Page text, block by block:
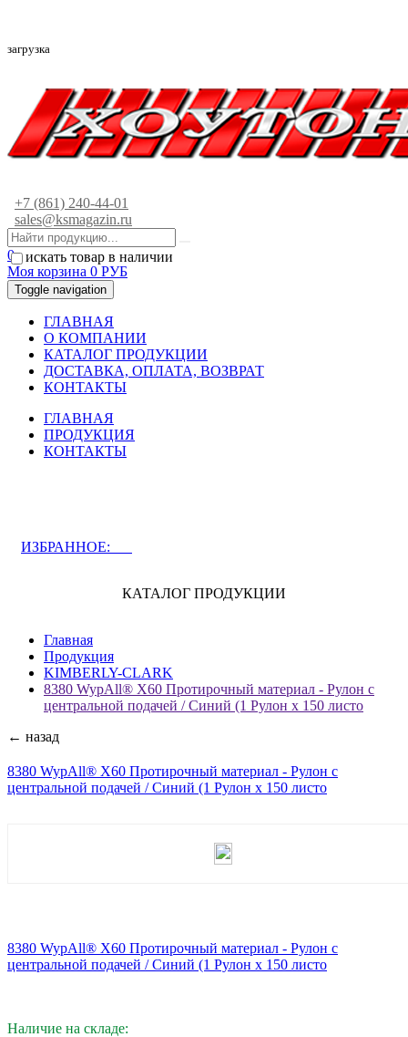
загрузка
+7 (861) 240-44-01
sales@ksmagazin.ru
искать товар в наличии
0
Моя корзина 0 РУБ
Toggle navigation
ГЛАВНАЯ
О КОМПАНИИ
КАТАЛОГ ПРОДУКЦИИ
ДОСТАВКА, ОПЛАТА, ВОЗВРАТ
КОНТАКТЫ
ГЛАВНАЯ
ПРОДУКЦИЯ
КОНТАКТЫ
ИЗБРАННОЕ:
КАТАЛОГ ПРОДУКЦИИ
Главная
Продукция
KIMBERLY-CLARK
8380 WypAll® X60 Протирочный материал - Рулон с
центральной подачей / Синий (1 Рулон x 150 листо
← назад
8380 WypAll® X60 Протирочный материал - Рулон с
центральной подачей / Синий (1 Рулон x 150 листо
8380 WypAll® X60 Протирочный материал - Рулон с
центральной подачей / Синий (1 Рулон x 150 листо
Наличие на складе: